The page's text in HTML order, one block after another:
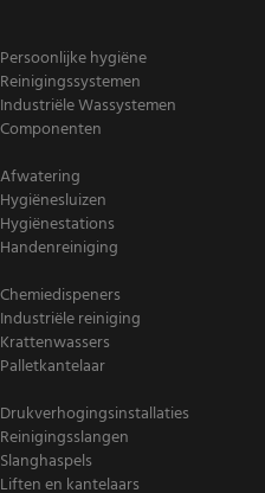
Persoonlijke hygiëne
Reinigingssystemen
Industriële Wassystemen
Componenten
Afwatering
Hygiënesluizen
Hygiënestations
Handenreiniging
Chemiedispeners
Industriële reiniging
Krattenwassers
Palletkantelaar
Drukverhogingsinstallaties
Reinigingsslangen
Slanghaspels
Liften en kantelaars